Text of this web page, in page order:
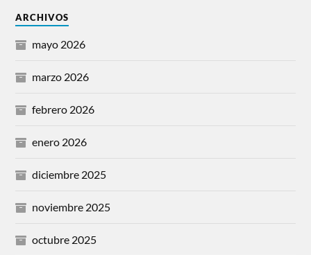
ARCHIVOS
mayo 2026
marzo 2026
febrero 2026
enero 2026
diciembre 2025
noviembre 2025
octubre 2025